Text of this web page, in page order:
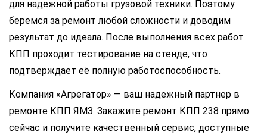
для надежной работы грузовой техники. Поэтому
беремся за ремонт любой сложности и доводим
результат до идеала. После выполнения всех работ
КПП проходит тестирование на стенде, что
подтверждает её полную работоспособность.
Компания «Агрегатор» — ваш надежный партнер в
ремонте КПП ЯМЗ. Закажите ремонт КПП 238 прямо
сейчас и получите качественный сервис, доступные